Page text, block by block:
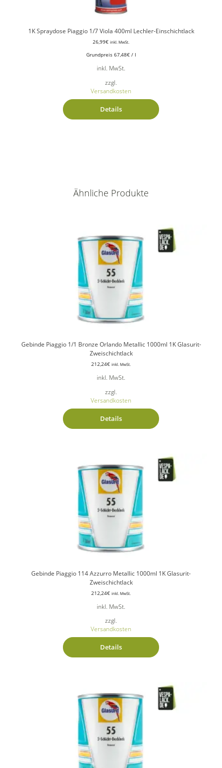
1K Spraydose Piaggio 1/7 Viola 400ml Lechler-Einschichtlack
26,99€ inkl. MwSt.
Grundpreis 67,48€/ l
inkl. MwSt.
zzgl.
Versandkosten
Details
Ähnliche Produkte
Gebinde Piaggio 1/1 Bronze Orlando Metallic 1000ml 1K Glasurit-
Zweischichtlack
212,24€ inkl. MwSt.
inkl. MwSt.
zzgl.
Versandkosten
Details
Gebinde Piaggio 114 Azzurro Metallic 1000ml 1K Glasurit-
Zweischichtlack
212,24€ inkl. MwSt.
inkl. MwSt.
zzgl.
Versandkosten
Details